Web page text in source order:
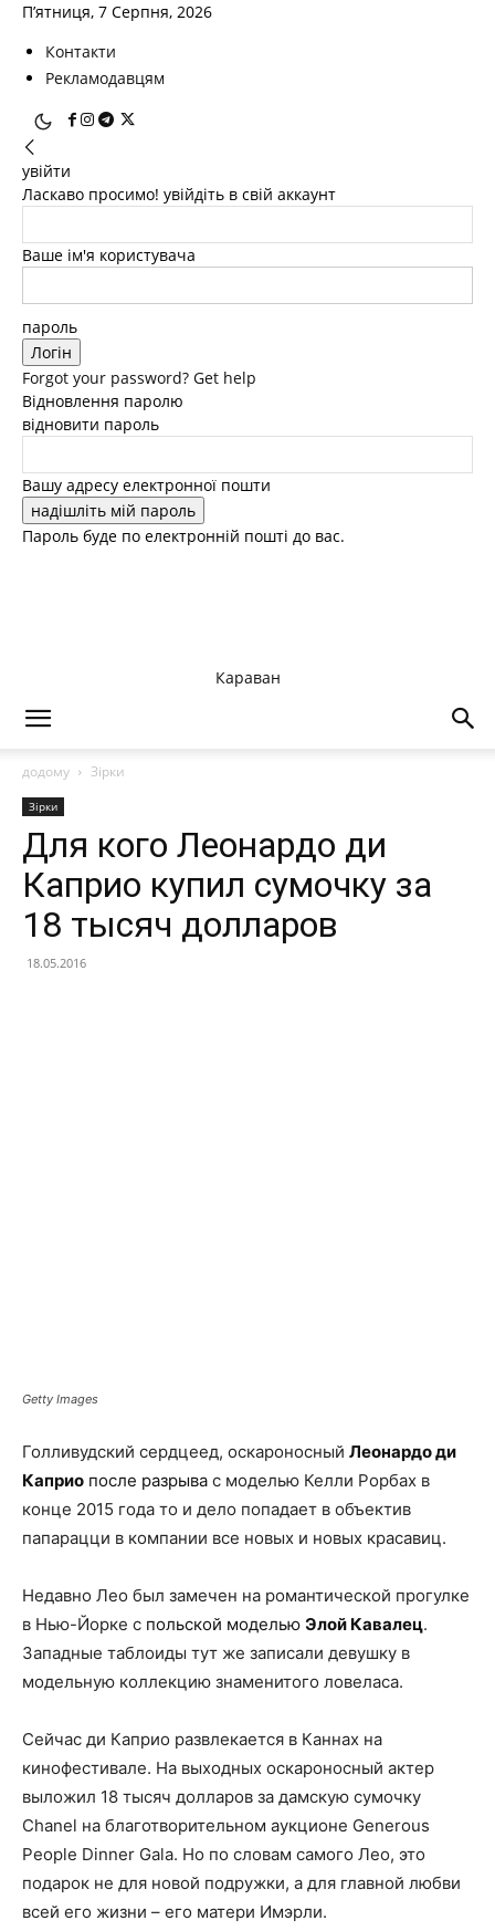
П’ятниця, 7 Серпня, 2026
Контакти
Рекламодавцям
увійти
Ласкаво просимо! увійдіть в свій аккаунт
Ваше ім'я користувача
пароль
Forgot your password? Get help
Відновлення паролю
відновити пароль
Вашу адресу електронної пошти
Пароль буде по електронній пошті до вас.
Караван
додому Зірки
Зірки
Для кого Леонардо ди
Каприо купил сумочку за
18 тысяч долларов
18.05.2016
Getty Images
Голливудский сердцеед, оскароносный Леонардо ди
Каприо после разрыва с моделью Келли Рорбах в
конце 2015 года то и дело попадает в объектив
папарацци в компании все новых и новых красавиц.
Недавно Лео был замечен на романтической прогулке
в Нью-Йорке с польской моделью Элой Кавалец.
Западные таблоиды тут же записали девушку в
модельную коллекцию знаменитого ловеласа.
Сейчас ди Каприо развлекается в Каннах на
кинофестивале. На выходных оскароносный актер
выложил 18 тысяч долларов за дамскую сумочку
Chanel на благотворительном аукционе Generous
People Dinner Gala. Но по словам самого Лео, это
подарок не для новой подружки, а для главной любви
всей его жизни – его матери Имэрли.